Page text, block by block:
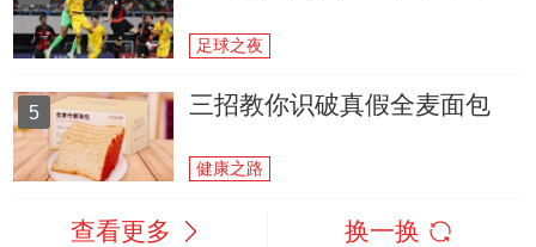
足球之夜
5 三招教你识破真假全麦面包
健康之路
查看更多 换一换